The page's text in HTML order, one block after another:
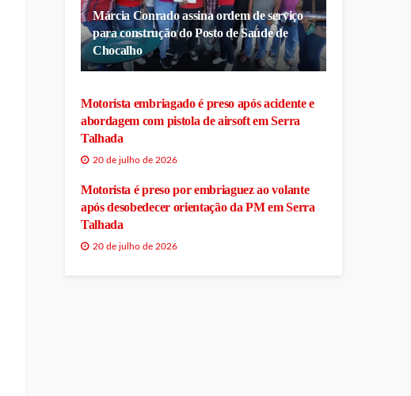
Márcia Conrado assina ordem de serviço
para construção do Posto de Saúde de
Chocalho
Motorista embriagado é preso após acidente e
abordagem com pistola de airsoft em Serra
Talhada
20 de julho de 2026
Motorista é preso por embriaguez ao volante
após desobedecer orientação da PM em Serra
Talhada
20 de julho de 2026